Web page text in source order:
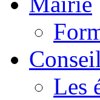
Les